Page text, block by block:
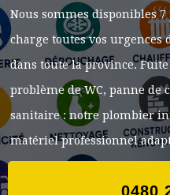
Nous sommes disponibles
charge toutes vos urgences
dans toute la province.
problème de WC, panne de
sanitaire : notre plombier
matériel professionnel
0480